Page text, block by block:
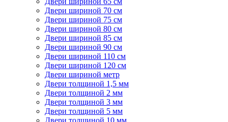
Двери шириной 70 см
Двери шириной 75 см
Двери шириной 80 см
Двери шириной 85 см
Двери шириной 90 см
Двери шириной 110 см
Двери шириной 120 см
Двери шириной метр
Двери толщиной 1,5 мм
Двери толщиной 2 мм
Двери толщиной 3 мм
Двери толщиной 5 мм